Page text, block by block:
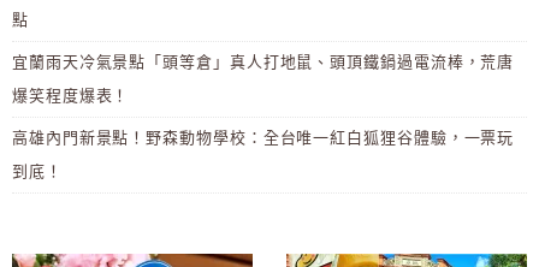
點
宜蘭雨天冷氣景點「頭等倉」真人打地鼠、頭頂鐵鍋過電流棒，荒唐
爆笑程度爆表！
高雄內門新景點！野森動物學校：全台唯一紅白狐狸谷體驗，一票玩
到底！